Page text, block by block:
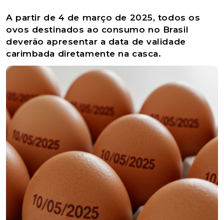
A partir de 4 de março de 2025, todos os
ovos destinados ao consumo no Brasil
deverão apresentar a data de validade
carimbada diretamente na casca.